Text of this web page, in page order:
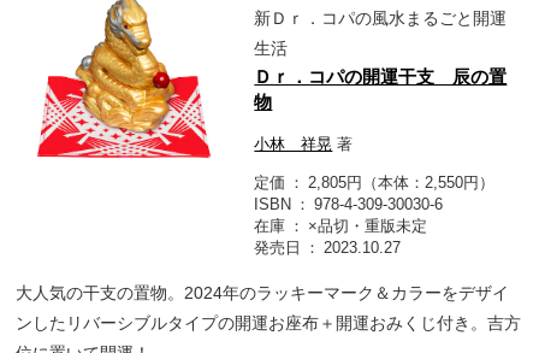
新Ｄｒ．コパの風水まるごと開運
生活
Ｄｒ．コパの開運干支 辰の置
物
小林 祥晃 著
定価
2,805円（本体：2,550円）
ISBN
978-4-309-30030-6
在庫
×品切・重版未定
発売日
2023.10.27
大人気の干支の置物。2024年のラッキーマーク＆カラーをデザイ
ンしたリバーシブルタイプの開運お座布＋開運おみくじ付き。吉方